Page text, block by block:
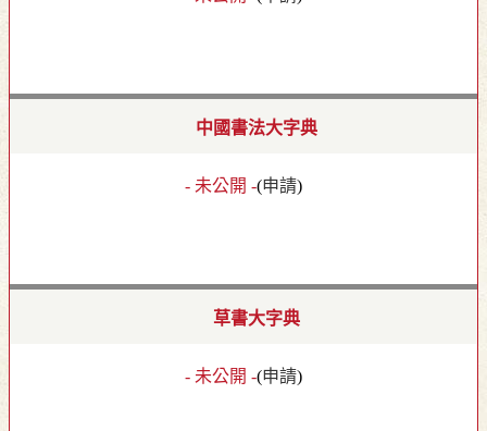
中國書法大字典
- 未公開 -(申請)
草書大字典
- 未公開 -(申請)